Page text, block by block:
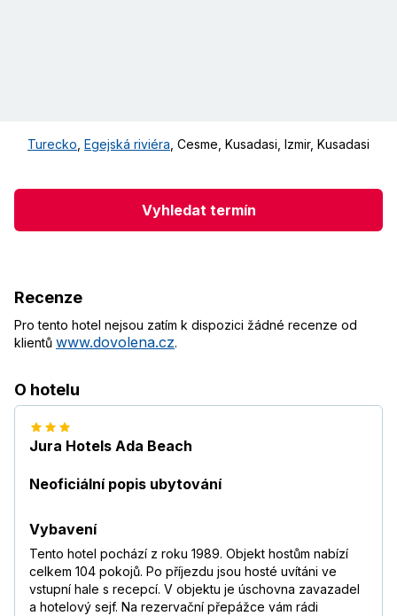
Turecko Egejská riviéra Cesme, Kusadasi, Izmir, Kusadasi
Vyhledat termín
Recenze
Pro tento hotel nejsou zatím k dispozici žádné recenze od
klientů www.dovolena.cz.
O hotelu
Jura Hotels Ada Beach
Neoficiální popis ubytování
Vybavení
Tento hotel pochází z roku 1989. Objekt hostům nabízí
celkem 104 pokojů. Po příjezdu jsou hosté uvítáni ve
vstupní hale s recepcí. V objektu je úschovna zavazadel
a hotelový sejf. Na rezervační přepážce vám rádi